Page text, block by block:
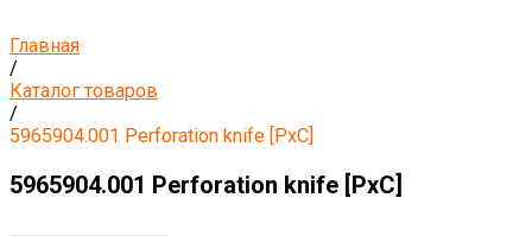
Главная
/
Каталог товаров
/
5965904.001 Perforation knife [PxC]
5965904.001 Perforation knife [PxC]